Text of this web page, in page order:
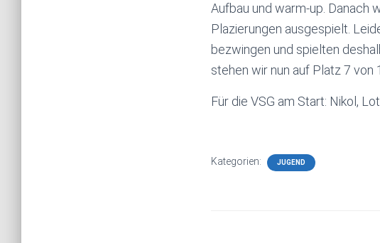
Aufbau und warm-up. Danach
Plazierungen ausgespielt.
bezwingen und spielten
stehen wir nun auf Platz 7 von
Für die VSG am Start: Nikol,
Kategorien: JUGEND